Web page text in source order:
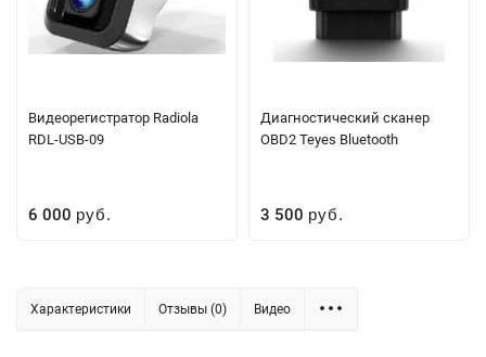
Видеорегистратор Radiola
RDL-USB-09
6 000 руб.
Диагностический сканер
OBD2 Teyes Bluetooth
3 500 руб.
Характеристики Отзывы (0) Видео